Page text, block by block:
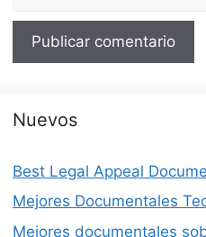
Nuevos
Best Legal Appeal
Mejores Documentales
Mejores documentales